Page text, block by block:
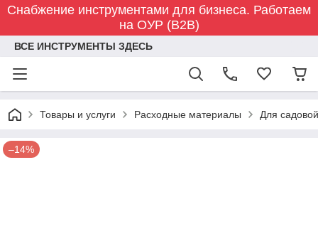
Снабжение инструментами для бизнеса. Работаем
на ОУР (B2B)
ВСЕ ИНСТРУМЕНТЫ ЗДЕСЬ
Товары и услуги Расходные материалы Для
–14%